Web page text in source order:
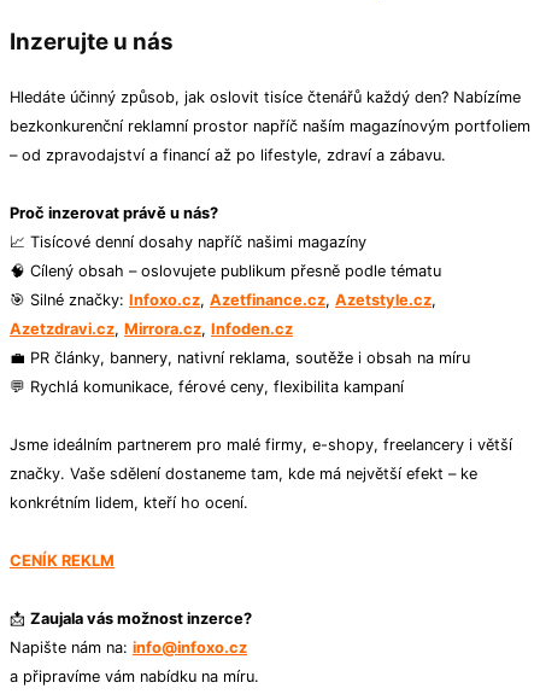
Inzerujte u nás
Hledáte účinný způsob, jak oslovit tisíce čtenářů každý den? Nabízíme
bezkonkurenční reklamní prostor napříč naším magazínovým portfoliem
– od zpravodajství a financí až po lifestyle, zdraví a zábavu.
Proč inzerovat právě u nás?
📈 Tisícové denní dosahy napříč našimi magazíny
🧠 Cílený obsah – oslovujete publikum přesně podle tématu
🎯 Silné značky: Infoxo.cz, Azetfinance.cz, Azetstyle.cz,
Azetzdravi.cz, Mirrora.cz, Infoden.cz
💼 PR články, bannery, nativní reklama, soutěže i obsah na míru
💬 Rychlá komunikace, férové ceny, flexibilita kampaní
Jsme ideálním partnerem pro malé firmy, e-shopy, freelancery i větší
značky. Vaše sdělení dostaneme tam, kde má největší efekt – ke
konkrétním lidem, kteří ho ocení.
CENÍK REKLM
📩 Zaujala vás možnost inzerce?
Napište nám na: info@infoxo.cz
a připravíme vám nabídku na míru.